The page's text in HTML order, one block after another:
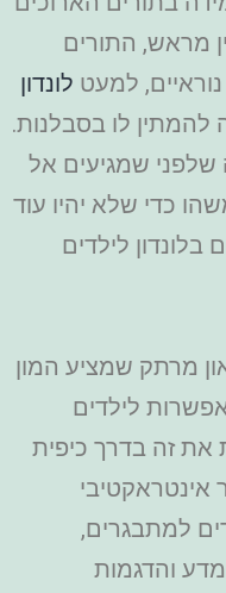
מראש, התורים
למעט לונדון
לו בסבלנות.
שמגיעים אל
כדי שלא יהיו עוד
לילדים
מרתק שמציע המון
לילדים
את זה בדרך כיפית
אינטראקטיבי
למתבגרים,
מדע והדגמות